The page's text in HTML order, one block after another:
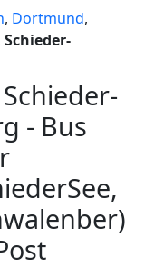
, Dortmund,
Schieder-
- Bus